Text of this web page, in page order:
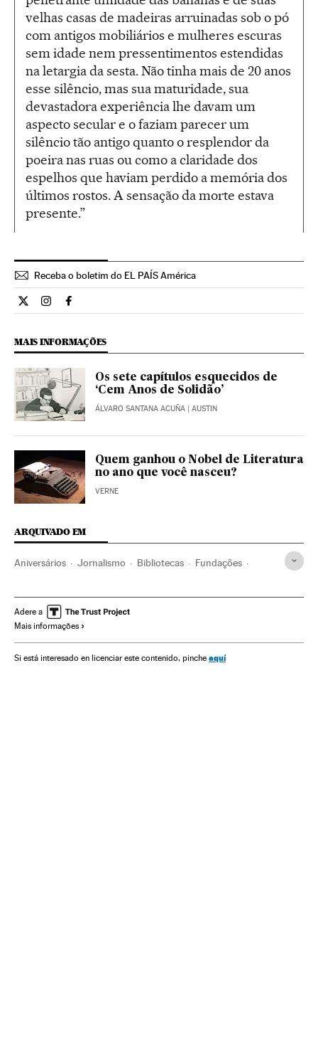
velhas casas de madeiras arruinadas sob o pó
com antigos mobiliários e mulheres escuras
sem idade nem pressentimentos estendidas
na letargia da sesta. Não tinha mais de 20 anos
esse silêncio, mas sua maturidade, sua
devastadora experiência lhe davam um
aspecto secular e o faziam parecer um
silêncio tão antigo quanto o resplendor da
poeira nas ruas ou como a claridade dos
espelhos que haviam perdido a memória dos
últimos rostos. A sensação da morte estava
presente.”
Receba o boletim do EL PAÍS América
Cultura El País Brasil en Twitter
Cultura El País Brasil en Instagram
Cultura El País Brasil en Facebook
MAIS INFORMAÇÕES
Os sete capítulos esquecidos de
‘Cem Anos de Solidão’
ÁLVARO SANTANA ACUÑA | AUSTIN
Quem ganhou o Nobel de Literatura
no ano que você nasceu?
VERNE
ARQUIVADO EM
Aniversários Jornalismo Bibliotecas Fundações
Cultura Meios comunicação
Sociedade
Banco Republica Gabriel García Márquez Contos
Adere a
Mais informações
Si está interesado en licenciar este contenido, pinche aquí